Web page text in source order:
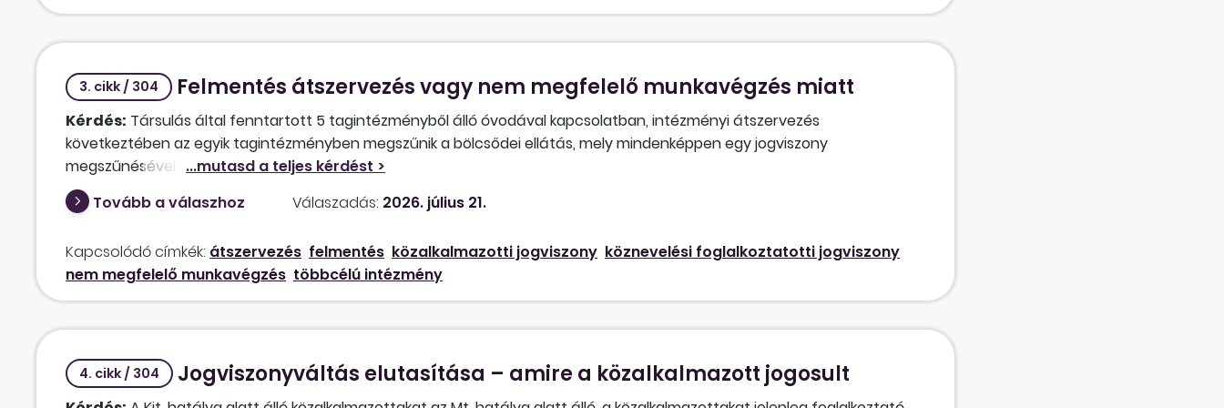
öregségi nyugdíjkorhatárt, és csak 36 év szolgálati idővel rendelkezik, ki kell-e fizetni a megszűnés évében az utolsó
munkanapján a 40 év jogviszony után járó szolgálatiidő-elismerést?
3. cikk / 304 Felmentés átszervezés vagy nem megfelelő munkavégzés miatt
Kérdés: Társulás által fenntartott 5 tagintézményből álló óvodával kapcsolatban, intézményi átszervezés
következtében az egyik tagintézményben megszűnik a bölcsődei ellátás, mely mindenképpen egy jogviszony
megszűnésével jár. Helyette egy új óvodai csoport alakul. Mivel egy intézményhez tartozik az összes tagóvoda,
lehetséges-e az átszervezés miatt, hogy nem a megszűnő bölcsődei csoport dolgozói közül kerül valaki felmentésre,
hanem egy másik tagintézmény olyan dolgozója, aki munkáját nem tudja teljes mértékben ellátni?
Tovább a válaszhoz Válaszadás: 2026. július 21.
Kapcsolódó címkék: átszervezés felmentés közalkalmazotti jogviszony köznevelési foglalkoztatotti jogviszony
nem megfelelő munkavégzés többcélú intézmény
4. cikk / 304 Jogviszonyváltás elutasítása – amire a közalkalmazott jogosult